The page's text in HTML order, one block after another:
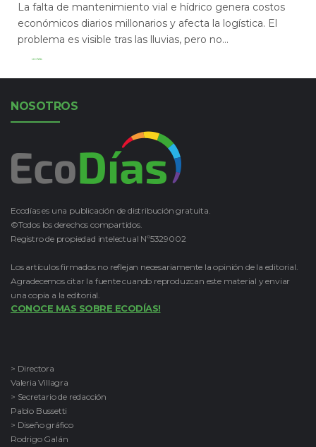
La falta de mantenimiento vial e hídrico genera costos
económicos diarios millonarios y afecta la logística. El
problema es visible tras las lluvias, pero no...
Leer Más
NOSOTROS
Ecodías es una publicación de distribución gratuita.
©Todos los derechos compartidos.
Registro de propiedad intelectual Nº5329002
Los artículos firmados no reflejan necesariamente la opinión de la editorial.
Agradecemos citar la fuente cuando reproduzcan este material y enviar
una copia a la editorial.
CONOCE MAS SOBRE ECODÍAS!
> Directora
Valeria Villagra
> Secretario de redacción
Pablo Bussetti
> Diseño gráfico
Rodrigo Galán